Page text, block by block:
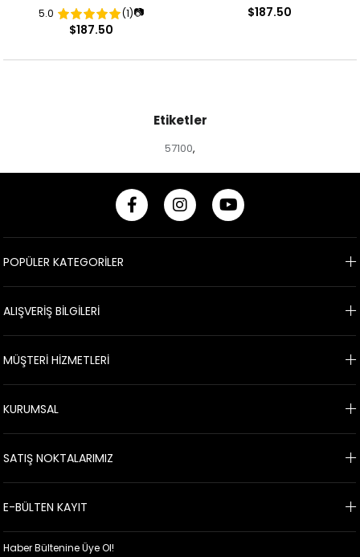
Desenli Abiye Elbise
5.0 (1)📷
$187.50
$187.50
Etiketler
57100,
POPÜLER KATEGORİLER
ALIŞVERİŞ BİLGİLERİ
MÜŞTERİ HİZMETLERİ
KURUMSAL
SATIŞ NOKTALARIMIZ
E-BÜLTEN KAYIT
Haber Bültenine Üye Ol!